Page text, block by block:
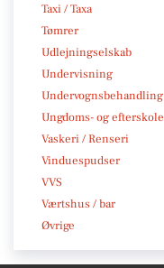
Taxi / Taxa
Tømrer
Udlejningselskab
Undervisning
Undervognsbehandling
Ungdoms- og efterskole
Vaskeri / Renseri
Vinduespudser
VVS
Værtshus / bar
Øvrige